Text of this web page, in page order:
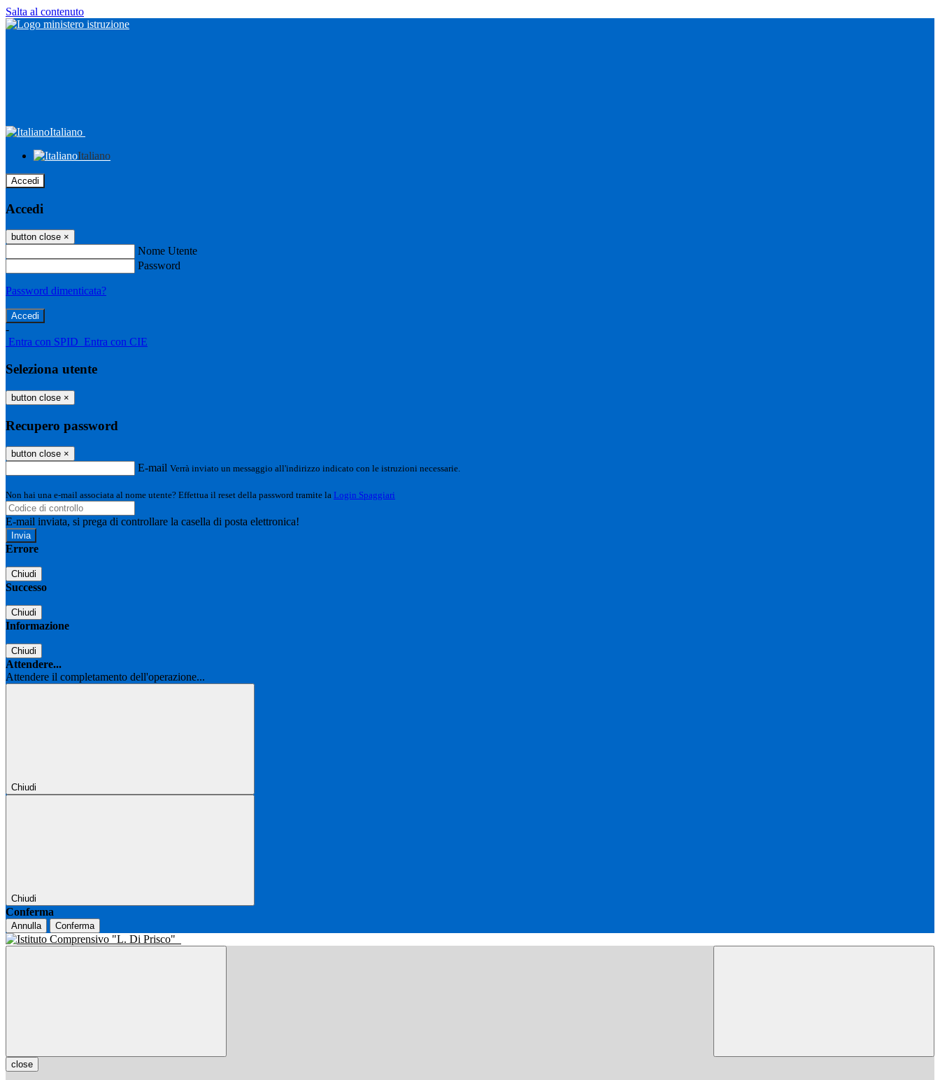
Salta al contenuto
Italiano
Italiano
Accedi
Accedi
button close ×
Nome Utente
Password
Password dimenticata?
-
Entra con SPID Entra con CIE
Seleziona utente
button close ×
Recupero password
button close ×
E-mail Verrà inviato un messaggio all'indirizzo indicato con le istruzioni necessarie.
Non hai una e-mail associata al nome utente? Effettua il reset della password tramite la Login Spaggiari
E-mail inviata, si prega di controllare la casella di posta elettronica!
Errore
Chiudi
Successo
Chiudi
Informazione
Chiudi
Attendere...
Attendere il completamento dell'operazione...
Chiudi
Chiudi
Conferma
Annulla Conferma
close